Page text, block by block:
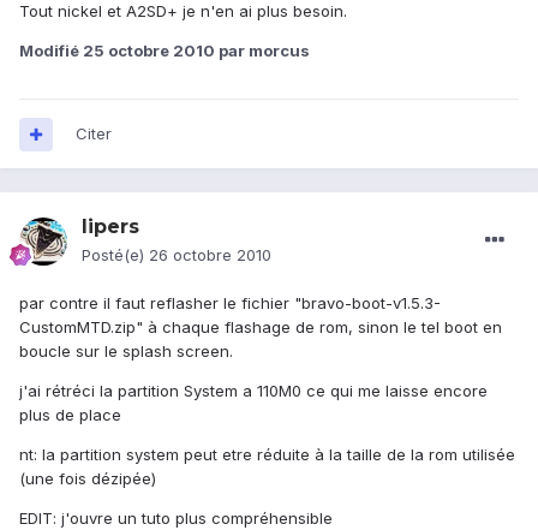
Tout nickel et A2SD+ je n'en ai plus besoin.
Modifié 25 octobre 2010 par morcus
Citer
lipers
Posté(e) 26 octobre 2010
par contre il faut reflasher le fichier "bravo-boot-v1.5.3-
CustomMTD.zip" à chaque flashage de rom, sinon le tel boot en
boucle sur le splash screen.
j'ai rétréci la partition System a 110M0 ce qui me laisse encore
plus de place
nt: la partition system peut etre réduite à la taille de la rom utilisée
(une fois dézipée)
EDIT: j'ouvre un tuto plus compréhensible